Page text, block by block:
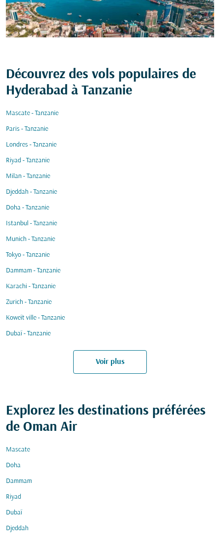
Découvrez des vols populaires de
Hyderabad à Tanzanie
Mascate - Tanzanie
Paris - Tanzanie
Londres - Tanzanie
Riyad - Tanzanie
Milan - Tanzanie
Djeddah - Tanzanie
Doha - Tanzanie
Istanbul - Tanzanie
Munich - Tanzanie
Tokyo - Tanzanie
Dammam - Tanzanie
Karachi - Tanzanie
Zurich - Tanzanie
Koweït ville - Tanzanie
Dubaï - Tanzanie
Voir plus
Explorez les destinations préférées
de Oman Air
Mascate
Doha
Dammam
Riyad
Dubaï
Djeddah